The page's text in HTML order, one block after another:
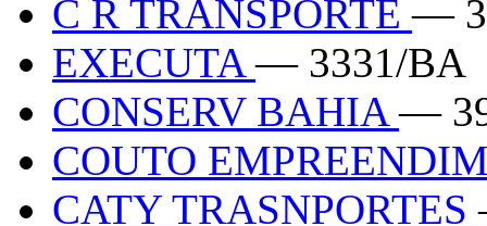
C R TRANSPORTE—
EXECUTA— 3331/BA
CONSERV BAHIA—
COUTO
CATY TRASNPORTES